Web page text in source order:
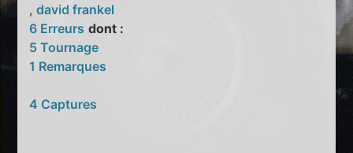
,david frankel
6 Erreurs dont :
5 Tournage
1 Remarques
4 Captures